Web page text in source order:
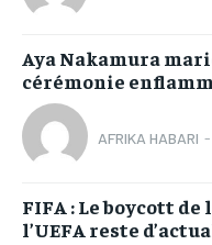
Aya Nakamura
cérémonie
AFRIKA HABARI -
FIFA : Le boycott de
l’UEFA reste